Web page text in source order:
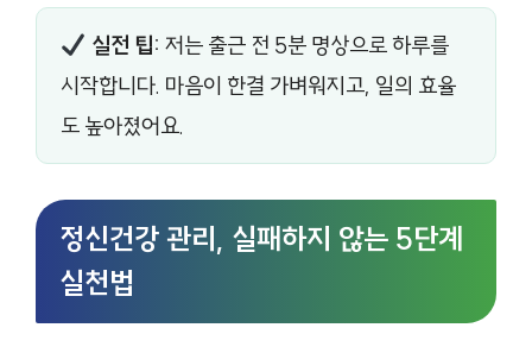
실전 팁: 저는 출근 전 5분 명상으로 하루를
시작합니다. 마음이 한결 가벼워지고, 일의 효율
도 높아졌어요.
정신건강 관리, 실패하지 않는 5단계
실천법